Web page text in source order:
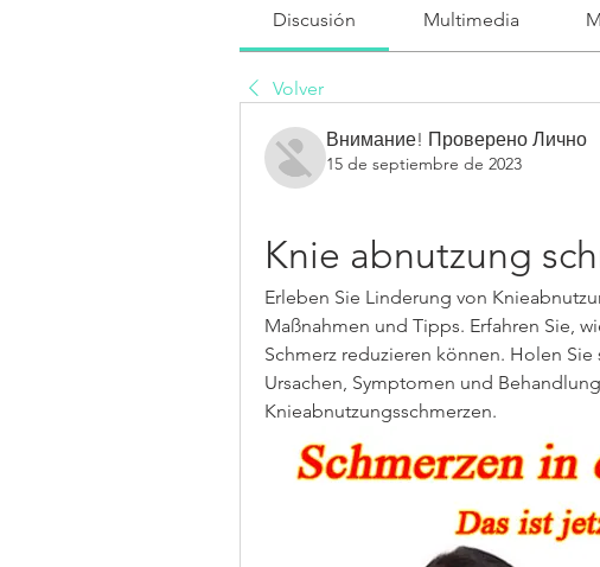
Discusión Multimedia
Volver
Внимание! Проверено Лично
15 de septiembre de 2023
Knie abnutzung
Erleben Sie Linderung von
Maßnahmen und Tipps. Erfahren Sie,
Schmerz reduzieren können. Holen
Ursachen, Symptomen und
Knieabnutzungsschmerzen.